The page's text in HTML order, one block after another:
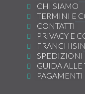
CHI SIAMO
TERMINI E
CONTATTI
PRIVACY E
SPEDIZIONI
GUIDA ALLE
PAGAMENTI